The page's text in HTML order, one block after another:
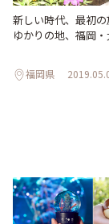
新しい時代、最初の
ゆかりの地、福岡
福岡県